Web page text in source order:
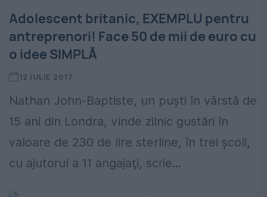
Adolescent britanic, EXEMPLU pentru
antreprenori! Face 50 de mii de euro cu
o idee SIMPLĂ
12 IULIE 2017
Nathan John-Baptiste, un puşti în vârstă de
15 ani din Londra, vinde zilnic gustări în
valoare de 230 de lire sterline, în trei şcoli,
cu ajutorul a 11 angajaţi, scrie...